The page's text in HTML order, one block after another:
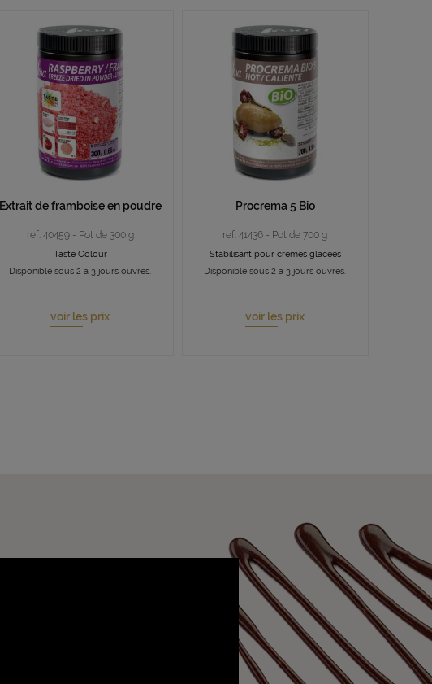
Extrait de framboise en poudre
ref. 40459 - Pot de 300 g
Taste Colour
Disponible sous 2 à 3 jours ouvrés.
voir les prix
Procrema 5 Bio
ref. 41436 - Pot de 700 g
Stabilisant pour crèmes glacées
Disponible sous 2 à 3 jours ouvrés.
voir les prix